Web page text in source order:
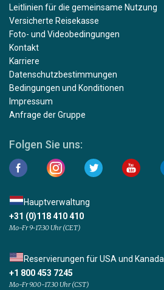
Leitlinien für die gemeinsame Nutzung
Versicherte Reisekasse
Foto- und Videobedingungen
Kontakt
Karriere
Datenschutzbestimmungen
Bedingungen und Konditionen
Impressum
Anfrage der Gruppe
Folgen Sie uns:
Hauptverwaltung
+31 (0)118 410 410
Mo-Fr 9-17:30 Uhr (CET)
Reservierungen für USA und Kanada
+1 800 453 7245
Mo-Fr 9.00-17.30 Uhr (CST)